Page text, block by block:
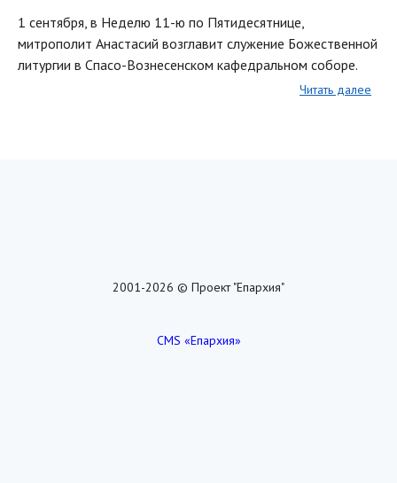
1 сентября, в Неделю 11-ю по Пятидесятнице,
митрополит Анастасий возглавит служение Божественной
литургии в Спасо-Вознесенском кафедральном соборе.
Читать далее
2001-2026 © Проект "Епархия"
CMS «Епархия»